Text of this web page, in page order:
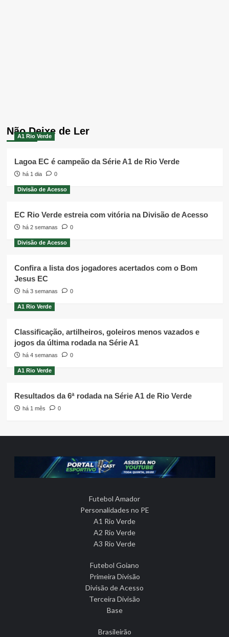
Não Deixe de Ler
A1 Rio Verde
Lagoa EC é campeão da Série A1 de Rio Verde
há 1 dia 0
Divisão de Acesso
EC Rio Verde estreia com vitória na Divisão de Acesso
há 2 semanas 0
Divisão de Acesso
Confira a lista dos jogadores acertados com o Bom
Jesus EC
há 3 semanas 0
A1 Rio Verde
Classificação, artilheiros, goleiros menos vazados e
jogos da última rodada na Série A1
há 4 semanas 0
A1 Rio Verde
Resultados da 6ª rodada na Série A1 de Rio Verde
há 1 mês 0
Futebol Amador
Personalidades no PE
A1 Rio Verde
A2 Rio Verde
A3 Rio Verde
Futebol Goiano
Primeira Divisão
Divisão de Acesso
Terceira Divisão
Base
Brasileirão